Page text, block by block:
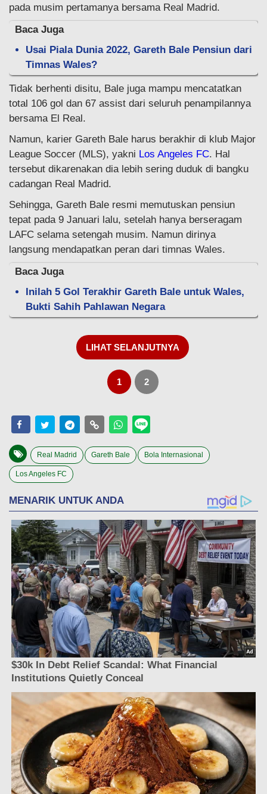
pada musim pertamanya bersama Real Madrid.
Baca Juga
Usai Piala Dunia 2022, Gareth Bale Pensiun dari
Timnas Wales?
Tidak berhenti disitu, Bale juga mampu mencatatkan
total 106 gol dan 67 assist dari seluruh penampilannya
bersama El Real.
Namun, karier Gareth Bale harus berakhir di klub Major
League Soccer (MLS), yakni Los Angeles FC. Hal
tersebut dikarenakan dia lebih sering duduk di bangku
cadangan Real Madrid.
Sehingga, Gareth Bale resmi memutuskan pensiun
tepat pada 9 Januari lalu, setelah hanya berseragam
LAFC selama setengah musim. Namun dirinya
langsung mendapatkan peran dari timnas Wales.
Baca Juga
Inilah 5 Gol Terakhir Gareth Bale untuk Wales,
Bukti Sahih Pahlawan Negara
LIHAT SELANJUTNYA
1 2
Real Madrid Gareth Bale Bola Internasional
Los Angeles FC